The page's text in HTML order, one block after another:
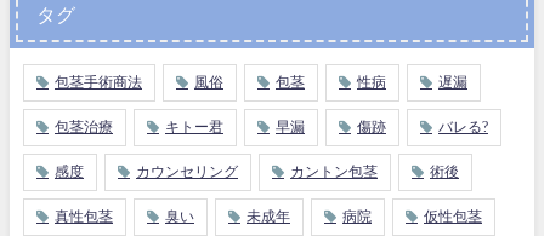
タグ
包茎手術商法 風俗 包茎 性病 遅漏
包茎治療 キトー君 早漏 傷跡 バレる?
感度 カウンセリング カントン包茎 術後
真性包茎 臭い 未成年 病院 仮性包茎